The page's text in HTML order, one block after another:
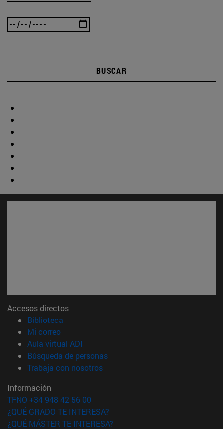
BUSCAR
Accesos directos
Biblioteca
Mi correo(abre en nueva ventana)
Aula virtual ADI
Búsqueda de personas(abre en nueva ventana)
Trabaja con nosotros(abre en nueva ventana)
Información
TFNO +34 948 42 56 00
¿QUÉ GRADO TE INTERESA?
¿QUÉ MÁSTER TE INTERESA?